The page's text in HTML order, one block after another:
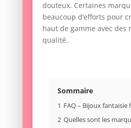
douteux. Certaines
beaucoup d’efforts pour
haut de gamme avec des
qualité.
Sommaire
1 FAQ – Bijoux
2 Quelles sont les